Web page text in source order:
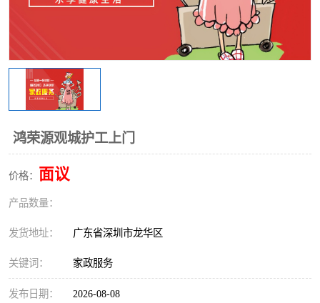
鸿荣源观城护工上门
价格： 面议
产品数量：
发货地址： 广东省深圳市龙华区
关键词： 家政服务
发布日期： 2026-08-08